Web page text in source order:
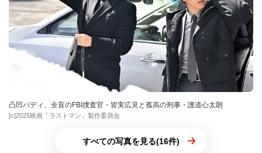
凸凹バディ、全盲のFBI捜査官・皆実広見と孤高の刑事・護道心太朗
[c]2025映画「ラストマン」製作委員会
すべての写真を見る(16件)